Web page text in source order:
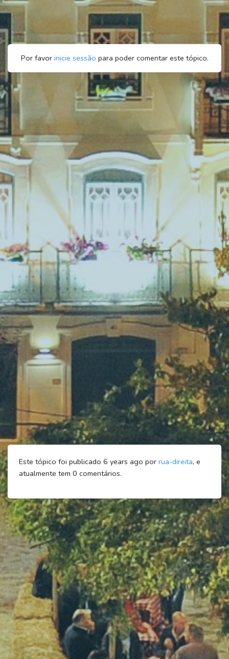
Por favor inicie sessão para poder comentar este tópico.
Este tópico foi publicado 6 years ago por rua-direita, e
atualmente tem 0 comentários.